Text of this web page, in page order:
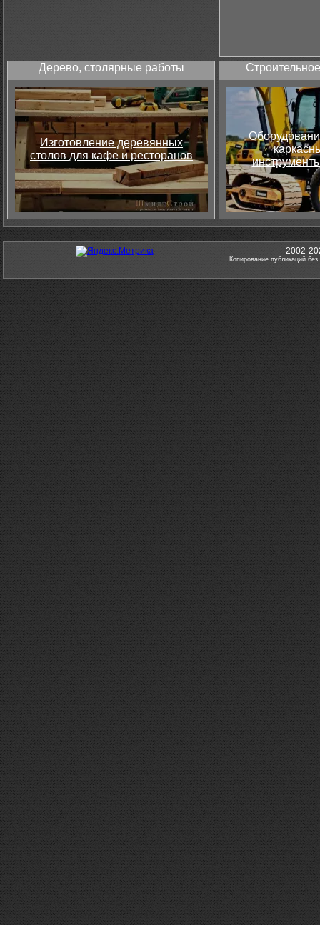
Дерево, столярные работы
Изготовление деревянных
столов для кафе и ресторанов
2002-
Копирование публикаций